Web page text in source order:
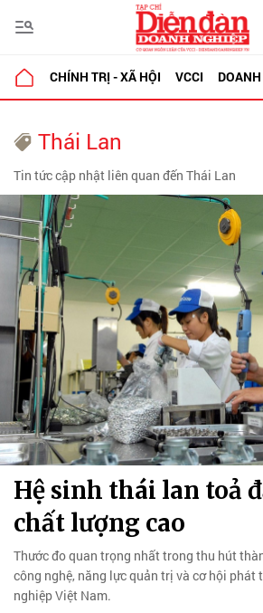
CHÍNH TRỊ - XÃ HỘI VCCI
Thái Lan
Tin tức cập nhật liên quan đến Thái Lan
Hệ sinh thái lan toả
chất lượng cao
Thước đo quan trọng nhất trong thu hút
công nghệ, năng lực quản trị và cơ hội phát
nghiệp Việt Nam.